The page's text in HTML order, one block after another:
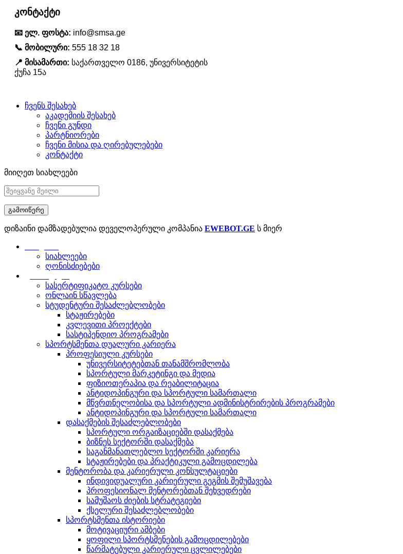
კონტაქტი
📧 ელ. ფოსტა: info@smsa.ge
📞 მობილური: 555 18 32 18
📍 მისამართი: საქართველო 0186, უნივერსიტეტის
ქუჩა 15ა
ჩვენს შესახებ
აკადემიის შესახებ
ჩვენი გუნდი
პარტნიორები
ჩვენი მისია და ღირებულებები
კონტაქტი
მიიღეთ სიახლეები
დიზაინი დამზადებულია დეველოპერული კომპანია EWEBOT.GE ს მიერ
სიახლეები
ღონისძიებები
სასერტიფიკატო კურსები
ონლაინ სწავლება
სტუდენტური შესაძლებლობები
სტაჟირებები
კვლევითი პროექტები
სასტიპენდიო პროგრამები
სპორტსმენთა დუალური კარიერა
პროფესიული კურსები
უნივერსიტეტებთან თანამშრომლობა
სპორტული მარკეტინგი და მედია
ფიზიოთერაპია და რეაბილიტაცია
ანტიდოპინგური და სპორტული სამართალი
მწვრთნელობისა და სპორტული ადმინისტრირების პროგრამები
ანტიდოპინგური და სპორტული სამართალი
დასაქმების შესაძლებლობები
სპორტული ორგაიზაციებში დასაქმება
ბიზნეს სექტორში დასაქმება
საგანმანათლებლო სექტორში კარიერა
სტაჟირებები და პრაქტიკული გამოცდილება
მენტორობა და კარიერული კონსულტაციები
ინდივიდუალური კარიერული გეგმის შემუშავება
პროფესიონალ მენტორებთან შეხვედრები
სამუშაოს ძიების სტრატეგიები
ქსელური შესაძლებლობები
სპორტსმენთა ისტორიები
მოტივაციური ამბები
ყოფილი სპორტსმენების გამოცდილებები
წარმატებული კარიერული ცვლილებები